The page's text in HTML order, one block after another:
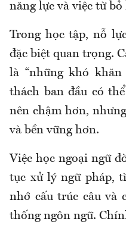
năng lực và việc từ
Trong học tập, nỗ
đặc biệt quan trọng.
là “những khó
thách ban đầu có
nên chậm hơn,
và bền vững hơn.
Việc học ngoại ngữ
tục xử lý ngữ pháp,
nhớ cấu trúc câu và
thống ngôn ngữ.